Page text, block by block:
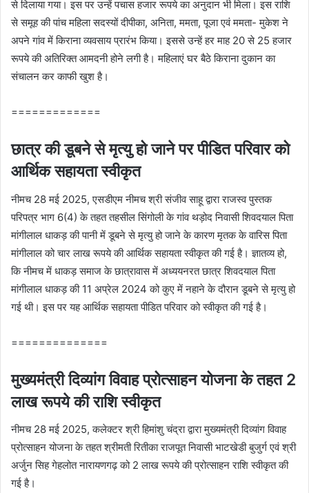
से दिलाया गया। इस पर उन्‍हें पचास हजार रूपये का अनुदान भी मिला। इस राशि
से समूह की पांच महिला सदस्‍यों दीपीका, अनिता, ममता, पूजा एवं ममता- मुकेश ने
अपने गांव में किराना व्‍यवसाय प्रारंभ किया। इससे उन्‍हें हर माह 20 से 25 हजार
रूपये की अतिरिक्‍त आमदनी होने लगी है। महिलाएं घर बैठे किराना दुकान का
संचालन कर काफी खुश है।
=============
छात्र की डूबने से मृत्‍यु हो जाने पर पीडित परिवार को
आर्थिक सहायता स्‍वीकृत
नीमच 28 मई 2025, एसडीएम नीमच श्री संजीव साहू द्वारा राजस्‍व पुस्‍तक
परिपत्र भाग 6(4) के तहत तहसील सिंगोली के गांव थड़ोद निवासी शिवदयाल पिता
मांगीलाल धाकड़ की पानी में डूबने से मृत्‍यु हो जाने के कारण मृतक के वारिस पिता
मांगीलाल को चार लाख रूपये की आर्थिक सहायता स्‍वीकृत की गई है। ज्ञातव्‍य हो,
कि नीमच में धाकड़ समाज के छात्रावास में अध्‍ययनरत छात्र शिवदयाल पिता
मांगीलाल धाकड़ की 11 अप्रेल 2024 को कुए में नहाने के दौरान डूबने से मृत्‍यु हो
गई थी। इस पर यह आर्थिक सहायता पीडित परिवार को स्‍वीकृत की गई है।
==============
मुख्‍यमंत्री दिव्‍यांग विवाह प्रोत्‍साहन योजना के तहत 2
लाख रूपये की राशि स्‍वीकृत
नीमच 28 मई 2025, कलेक्‍टर श्री हिमांशु चंद्रा द्वारा मुख्‍यमंत्री दिव्‍यांग विवाह
प्रोत्‍साहन योजना के तहत श्रीमती रितीका राजपूत निवासी भाटखेडी बुजुर्ग एवं श्री
अर्जुन सिह गेहलोत नारायणगढ़ को 2 लाख रूपये की प्रोत्‍साहन राशि स्‍वीकृत की
गई है।